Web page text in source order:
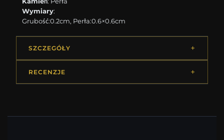
Wymiary:
Grubość:0.2cm, Perła:0.6×0.6cm
SZCZEGÓŁY
RECENZJE